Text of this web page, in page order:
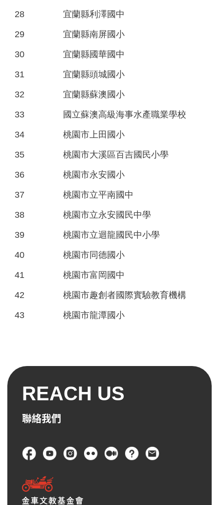
28 宜蘭縣利澤國中
29 宜蘭縣南屏國小
30 宜蘭縣國華國中
31 宜蘭縣頭城國小
32 宜蘭縣蘇澳國小
33 國立蘇澳高級海事水產職業學校
34 桃園市上田國小
35 桃園市大溪區百吉國民小學
36 桃園市永安國小
37 桃園市立平南國中
38 桃園市立永安國民中學
39 桃園市立迴龍國民中小學
40 桃園市同德國小
41 桃園市富岡國中
42 桃園市趣創者國際實驗教育機構
43 桃園市龍潭國小
REACH US
聯絡我們
頁尾